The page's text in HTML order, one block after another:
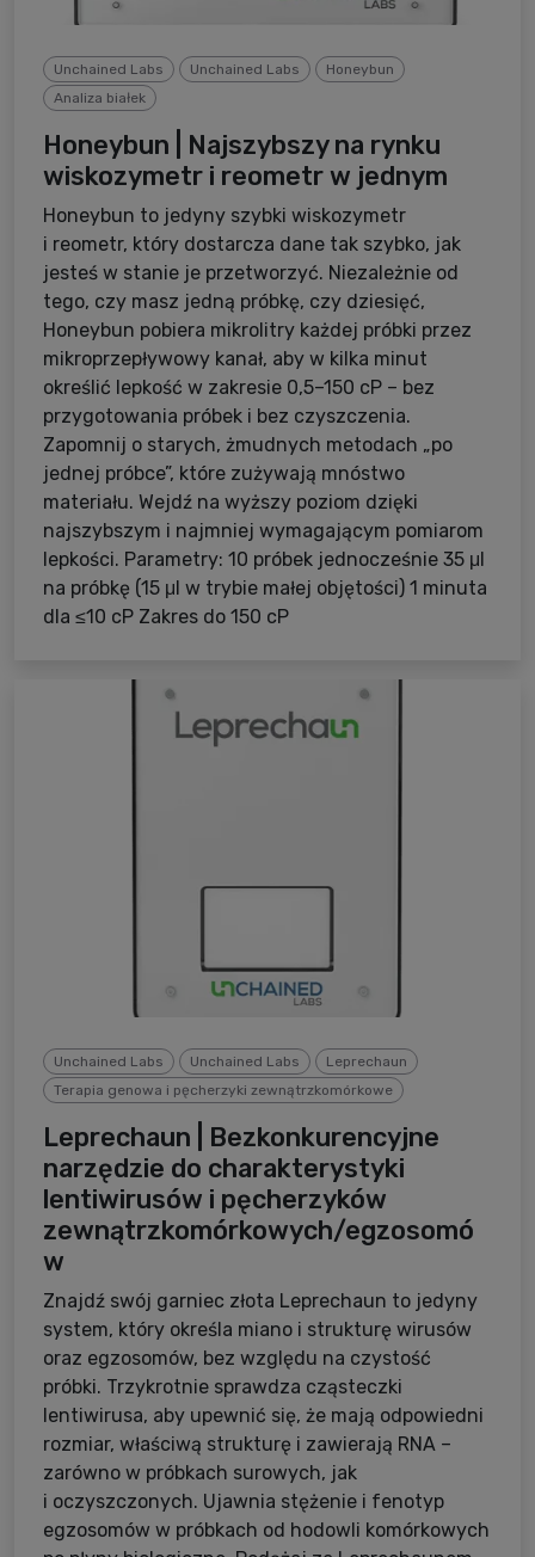
Unchained Labs Unchained Labs
Honeybun
Analiza białek
Honeybun | Najszybszy na rynku
wiskozymetr i reometr w jednym
Honeybun to jedyny szybki wiskozymetr
i reometr, który dostarcza dane tak szybko, jak
jesteś w stanie je przetworzyć. Niezależnie od
tego, czy masz jedną próbkę, czy dziesięć,
Honeybun pobiera mikrolitry każdej próbki przez
mikroprzepływowy kanał, aby w kilka minut
określić lepkość w zakresie 0,5–150 cP – bez
przygotowania próbek i bez czyszczenia.
Zapomnij o starych, żmudnych metodach „po
jednej próbce”, które zużywają mnóstwo
materiału. Wejdź na wyższy poziom dzięki
najszybszym i najmniej wymagającym pomiarom
lepkości. Parametry: 10 próbek jednocześnie 35 μl
na próbkę (15 μl w trybie małej objętości) 1 minuta
dla ≤10 cP Zakres do 150 cP
Unchained Labs Unchained Labs
Leprechaun
Terapia genowa i pęcherzyki zewnątrzkomórkowe
Leprechaun | Bezkonkurencyjne
narzędzie do charakterystyki
lentiwirusów i pęcherzyków
zewnątrzkomórkowych/egzosomó
w
Znajdź swój garniec złota Leprechaun to jedyny
system, który określa miano i strukturę wirusów
oraz egzosomów, bez względu na czystość
próbki. Trzykrotnie sprawdza cząsteczki
lentiwirusa, aby upewnić się, że mają odpowiedni
rozmiar, właściwą strukturę i zawierają RNA –
zarówno w próbkach surowych, jak
i oczyszczonych. Ujawnia stężenie i fenotyp
egzosomów w próbkach od hodowli komórkowych